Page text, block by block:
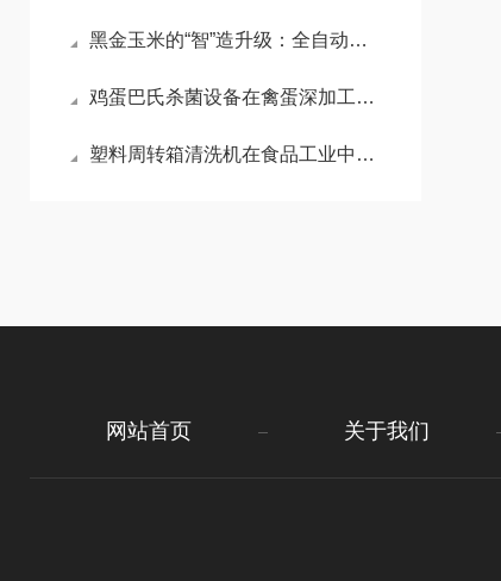
黑金玉米的“智”造升级：全自动黑玉米切段机助力特色农产品精深加工
鸡蛋巴氏杀菌设备在禽蛋深加工产线中的布局与配套方案
塑料周转箱清洗机在食品工业中的重要性
网站首页 关于我们